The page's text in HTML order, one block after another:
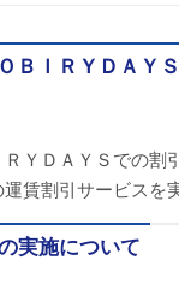
ＢＩＲＹＤＡＹ
ＹＤＡＹＳでの
賃割引サービス
実施について